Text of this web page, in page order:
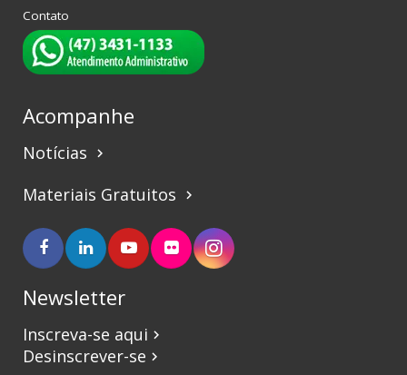
Contato
Acompanhe
Notícias keyboard_arrow_right
Materiais Gratuitos keyboard_arrow_right
Newsletter
Inscreva-se aqui keyboard_arrow_right
Desinscrever-se keyboard_arrow_right